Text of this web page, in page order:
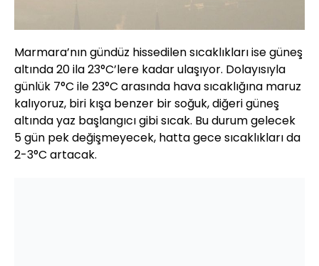
Marmara’nın gündüz hissedilen sıcaklıkları ise güneş
altında 20 ila 23°C’lere kadar ulaşıyor. Dolayısıyla
günlük 7°C ile 23°C arasında hava sıcaklığına maruz
kalıyoruz, biri kışa benzer bir soğuk, diğeri güneş
altında yaz başlangıcı gibi sıcak. Bu durum gelecek
5 gün pek değişmeyecek, hatta gece sıcaklıkları da
2-3°C artacak.